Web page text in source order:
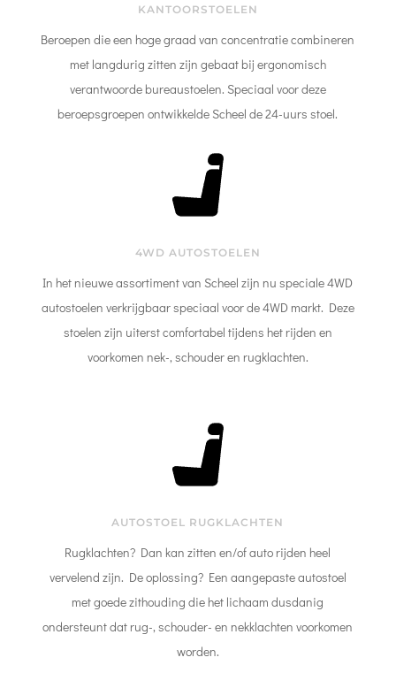
KANTOORSTOELEN
Beroepen die een hoge graad van concentratie combineren
met langdurig zitten zijn gebaat bij ergonomisch
verantwoorde bureaustoelen. Speciaal voor deze
beroepsgroepen ontwikkelde Scheel de 24-uurs stoel.
4WD AUTOSTOELEN
In het nieuwe assortiment van Scheel zijn nu speciale 4WD
autostoelen verkrijgbaar speciaal voor de 4WD markt. Deze
stoelen zijn uiterst comfortabel tijdens het rijden en
voorkomen nek-, schouder en rugklachten.
AUTOSTOEL RUGKLACHTEN
Rugklachten? Dan kan zitten en/of auto rijden heel
vervelend zijn. De oplossing? Een aangepaste autostoel
met goede zithouding die het lichaam dusdanig
ondersteunt dat rug-, schouder- en nekklachten voorkomen
worden.